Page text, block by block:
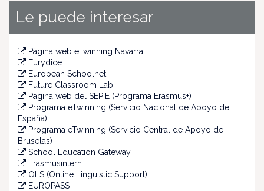
Le puede interesar
Página web eTwinning Navarra
Eurydice
European Schoolnet
Future Classroom Lab
Página web del SEPIE (Programa Erasmus+)
Programa eTwinning (Servicio Nacional de Apoyo de
España)
Programa eTwinning (Servicio Central de Apoyo de
Bruselas)
School Education Gateway
Erasmusintern
OLS (Online Linguistic Support)
EUROPASS